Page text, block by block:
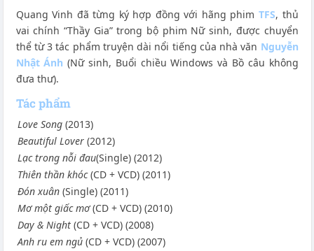
Quang Vinh đã từng ký hợp đồng với hãng phim TFS, thủ
vai chính “Thầy Gia” trong bộ phim Nữ sinh, được chuyển
thể từ 3 tác phẩm truyện dài nổi tiếng của nhà văn Nguyễn
Nhật Ánh (Nữ sinh, Buổi chiều Windows và Bồ câu không
đưa thư).
Tác phẩm
Love Song(2013)
Beautiful Lover(2012)
Lạc trong nỗi đau(Single) (2012)
Thiên thần khóc(CD + VCD) (2011)
Đón xuân(Single) (2011)
Mơ một giấc mơ(CD + VCD) (2010)
Day & Night(CD + VCD) (2008)
Anh ru em ngủ(CD + VCD) (2007)